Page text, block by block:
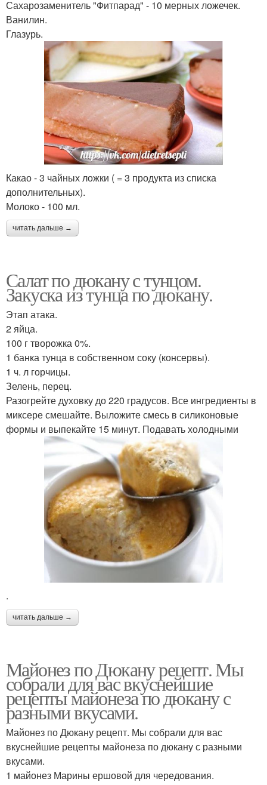
Сахарозаменитель "Фитпарад" - 10 мерных ложечек.
Ванилин.
Глазурь.
Какао - 3 чайных ложки ( = 3 продукта из списка
дополнительных).
Молоко - 100 мл.
читать дальше →
Салат по дюкану с тунцом.
Закуска из тунца по дюкану.
Этап атака.
2 яйца.
100 г творожка 0%.
1 банка тунца в собственном соку (консервы).
1 ч. л горчицы.
Зелень, перец.
Разогрейте духовку до 220 градусов. Все ингредиенты в
миксере смешайте. Выложите смесь в силиконовые
формы и выпекайте 15 минут. Подавать холодными
.
читать дальше →
Майонез по Дюкану рецепт. Мы
собрали для вас вкуснейшие
рецепты майонеза по дюкану с
разными вкусами.
Майонез по Дюкану рецепт. Мы собрали для вас
вкуснейшие рецепты майонеза по дюкану с разными
вкусами.
1 майонез Марины ершовой для чередования.